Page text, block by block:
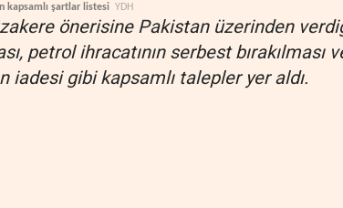
kapsamlı şartlar listesi YDH
önerisine Pakistan üzerinden
petrol ihracatının serbest bırakılması
iadesi gibi kapsamlı talepler yer aldı.